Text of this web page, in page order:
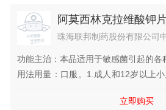
阿莫西林克拉维酸钾
珠海联邦制药股份有限公司
功能主治：本品适用于敏感菌引起的各
1.上呼吸道感染:鼻窦炎、扁桃体炎、咽
炎、肺脓肿和支气管合并感染等。
用法用量：口服。1.成人和12岁以上
立即购买